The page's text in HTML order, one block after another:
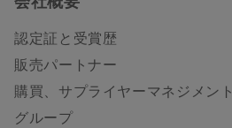
認定証と受賞歴
販売パートナー
購買、サプライヤーマネジメント
グループ